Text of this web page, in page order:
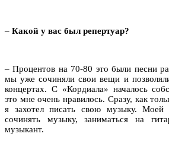
– Какой у вас был репертуар?
– Процентов на 70-80 это были песни
мы уже сочиняли свои вещи и
концертах. С «Кордиала» началось
это мне очень нравилось. Сразу, как
я захотел писать свою музыку. Моей
сочинять музыку, заниматься на
музыкант.